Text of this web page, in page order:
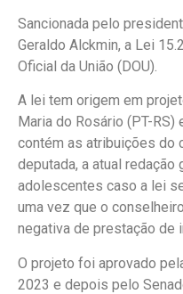
Sancionada pelo
Geraldo Alckmin, a Lei
Oficial da União (DOU).
A lei tem origem em
Maria do Rosário (PT-RS)
contém as atribuições do
deputada, a atual
adolescentes caso a lei
uma vez que o
negativa de prestação de
O projeto foi aprovado
2023 e depois pelo